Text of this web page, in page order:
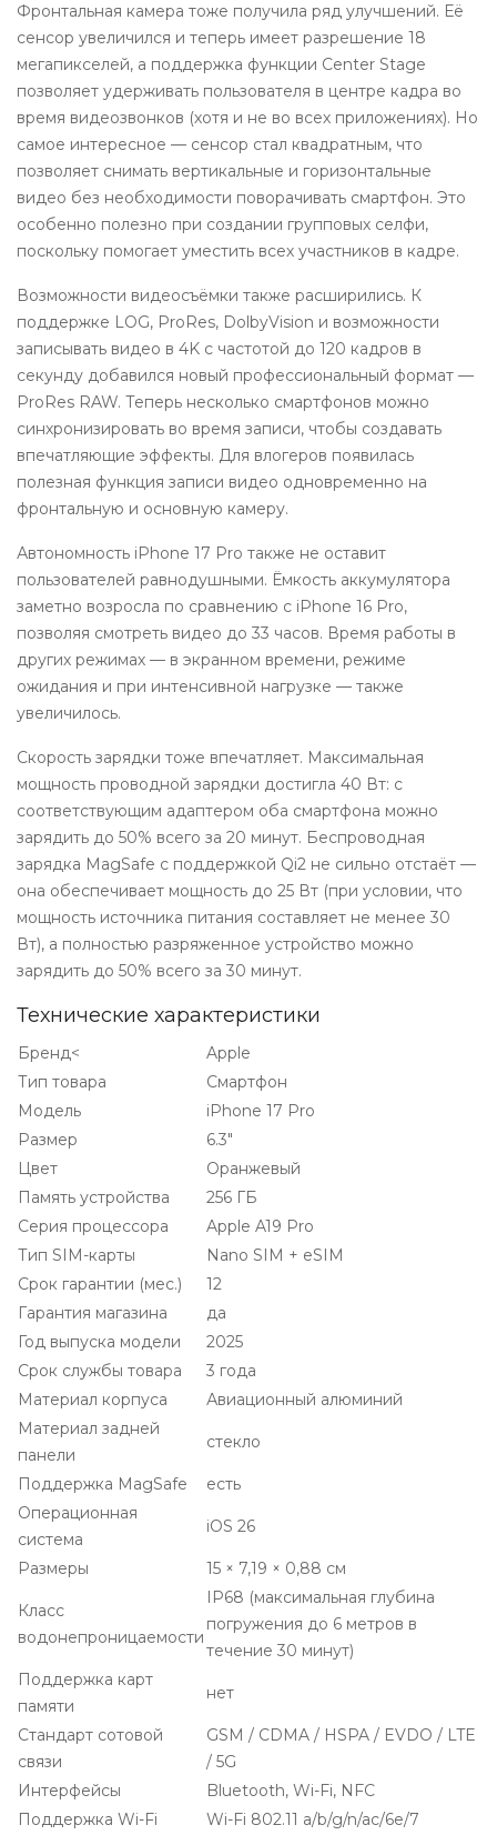
Фронтальная камера тоже получила ряд улучшений. Её
сенсор увеличился и теперь имеет разрешение 18
мегапикселей, а поддержка функции Center Stage
позволяет удерживать пользователя в центре кадра во
время видеозвонков (хотя и не во всех приложениях). Но
самое интересное — сенсор стал квадратным, что
позволяет снимать вертикальные и горизонтальные
видео без необходимости поворачивать смартфон. Это
особенно полезно при создании групповых селфи,
поскольку помогает уместить всех участников в кадре.
Возможности видеосъёмки также расширились. К
поддержке LOG, ProRes, DolbyVision и возможности
записывать видео в 4K с частотой до 120 кадров в
секунду добавился новый профессиональный формат —
ProRes RAW. Теперь несколько смартфонов можно
синхронизировать во время записи, чтобы создавать
впечатляющие эффекты. Для влогеров появилась
полезная функция записи видео одновременно на
фронтальную и основную камеру.
Автономность iPhone 17 Pro также не оставит
пользователей равнодушными. Ёмкость аккумулятора
заметно возросла по сравнению с iPhone 16 Pro,
позволяя смотреть видео до 33 часов. Время работы в
других режимах — в экранном времени, режиме
ожидания и при интенсивной нагрузке — также
увеличилось.
Скорость зарядки тоже впечатляет. Максимальная
мощность проводной зарядки достигла 40 Вт: с
соответствующим адаптером оба смартфона можно
зарядить до 50% всего за 20 минут. Беспроводная
зарядка MagSafe с поддержкой Qi2 не сильно отстаёт —
она обеспечивает мощность до 25 Вт (при условии, что
мощность источника питания составляет не менее 30
Вт), а полностью разряженное устройство можно
зарядить до 50% всего за 30 минут.
Технические характеристики
Бренд<
Apple
Тип товара
Смартфон
Модель
iPhone 17 Pro
Размер
6.3″
Цвет
Оранжевый
Память устройства
256 ГБ
Серия процессора
Apple A19 Pro
Тип SIM-карты
Nano SIM + eSIM
Срок гарантии (мес.)
12
Гарантия магазина
да
Год выпуска модели
2025
Срок службы товара
3 года
Материал корпуса
Авиационный алюминий
Материал задней
панели
стекло
Поддержка MagSafe
есть
Операционная
система
iOS 26
Размеры 15 × 7,19 × 0,88 см
Класс
водонепроницаемости
IP68 (максимальная глубина
погружения до 6 метров в
течение 30 минут)
Поддержка карт
памяти
нет
Стандарт сотовой
связи
GSM / CDMA / HSPA / EVDO / LTE
/ 5G
Интерфейсы
Bluetooth, Wi-Fi, NFC
Поддержка Wi-Fi
Wi-Fi 802.11 a/b/g/n/ac/6e/7